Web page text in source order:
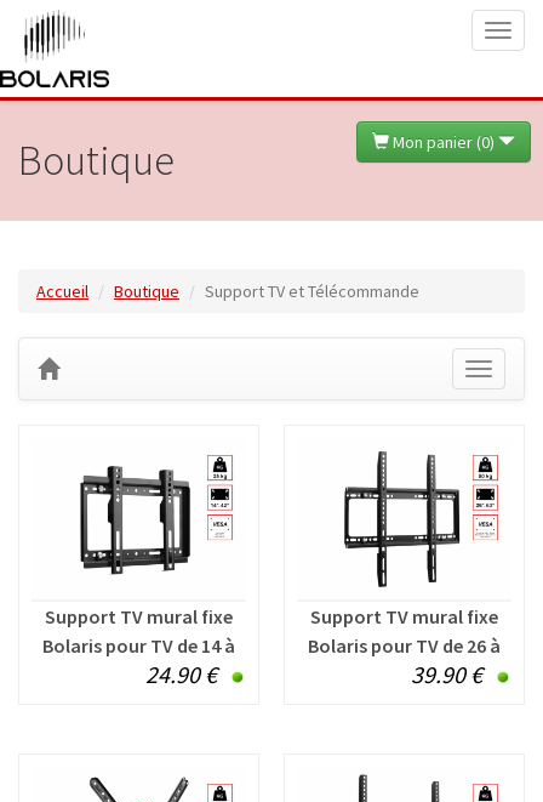
Mon panier (0)
Boutique
Accueil Boutique Support TV et Télécommande
Toggle
Support TV mural fixe
Bolaris pour TV de 14 à
42 pouces24.90 €
Support TV mural fixe
Bolaris pour TV de 26 à
63 pouces39.90 €